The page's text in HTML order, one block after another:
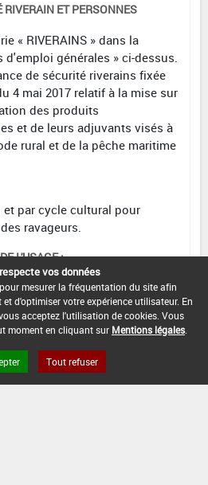
RIVERAIN ET PERSONNES
« RIVERAINS » dans la
générales » ci-dessus.
de sécurité riverains fixée
4 mai 2017 relatif à la mise sur
des produits
et de leurs adjuvants visés à
rural et de la pêche maritime
par cycle cultural pour
ravageurs.
L'USAGE :
DÉLAIS
ZNT
respecte vos données
mesurer la fréquentation du site afin
d'optimiser votre expérience utilisateur. En
acceptez l'utilisation de cookies. Vous
moment en cliquant sur Mentions légales
Tout refuser